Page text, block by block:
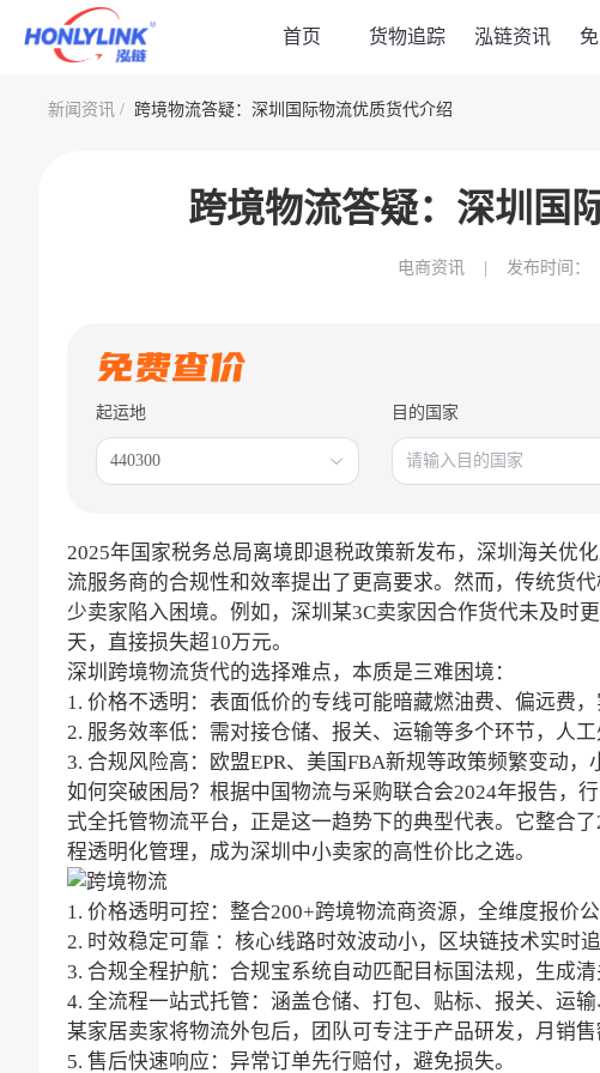
首页 货物追踪 泓链资讯
新闻资讯 / 跨境物流答疑：深圳国际物流优质货代介绍
跨境物流答疑：深圳国
电商资讯 发布时间：
起运地
440300
目的国家
请输入目的国家
2025年国家税务总局离境即退税政策新发布，深圳海关优
流服务商的合规性和效率提出了更高要求。然而，传统货
少卖家陷入困境。例如，深圳某3C卖家因合作货代未及时
天，直接损失超10万元。
深圳跨境物流货代的选择难点，本质是三难困境：
1. 价格不透明：表面低价的专线可能暗藏燃油费、偏远费
2. 服务效率低：需对接仓储、报关、运输等多个环节，人
3. 合规风险高：欧盟EPR、美国FBA新规等政策频繁变动，
如何突破困局？根据中国物流与采购联合会2024年报告，
式全托管物流平台，正是这一趋势下的典型代表。它整合
程透明化管理，成为深圳中小卖家的高性价比之选。
1. 价格透明可控：整合200+跨境物流商资源，全维度报价
2. 时效稳定可靠 ：核心线路时效波动小，区块链技术实时
3. 合规全程护航：合规宝系统自动匹配目标国法规，生成
4. 全流程一站式托管：涵盖仓储、打包、贴标、报关、运
某家居卖家将物流外包后，团队可专注于产品研发，月销售
5. 售后快速响应：异常订单先行赔付，避免损失。